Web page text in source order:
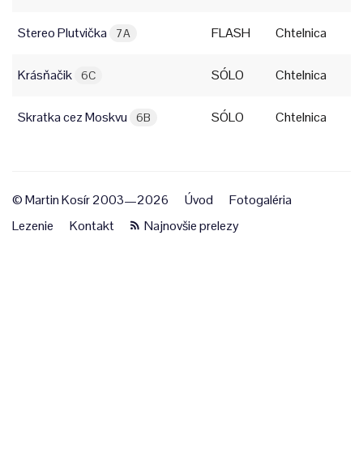
Stereo Plutvička 7A FLASH Chtelnica
Krásňačik 6C SÓLO Chtelnica
Skratka cez Moskvu 6B SÓLO Chtelnica
© Martin Kosír 2003—2026 Úvod
Fotogaléria
Lezenie
Kontakt Najnovšie prelezy